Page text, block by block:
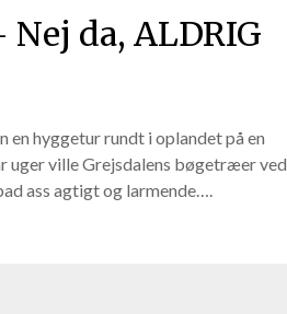
da, ALDRIG
en hyggetur rundt i oplandet på en
uger ville Grejsdalens bøgetræer ved
ass agtigt og larmende….